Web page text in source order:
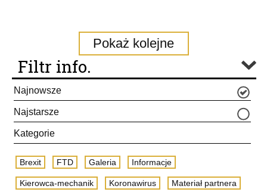
Pokaż kolejne
Filtr info.
Najnowsze
Najstarsze
Kategorie
Brexit FTD Galeria Informacje
Kierowca-mechanik Koronawirus Materiał partnera